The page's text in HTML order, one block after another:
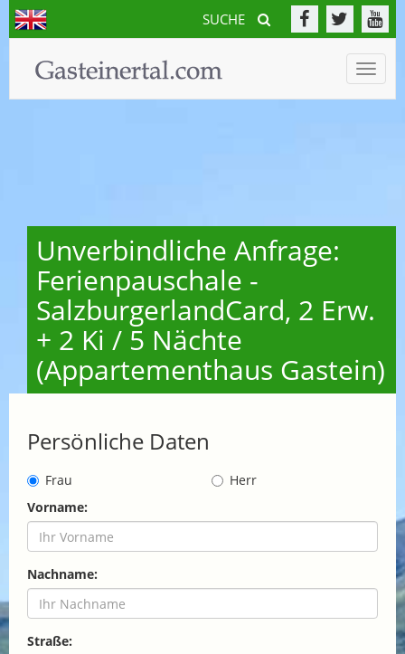
SUCHE
Toggle
Unverbindliche Anfrage:
Ferienpauschale -
SalzburgerlandCard, 2 Erw.
+ 2 Ki / 5 Nächte
(Appartementhaus Gastein)
Persönliche Daten
Frau
Herr
Vorname:
Nachname:
Straße: